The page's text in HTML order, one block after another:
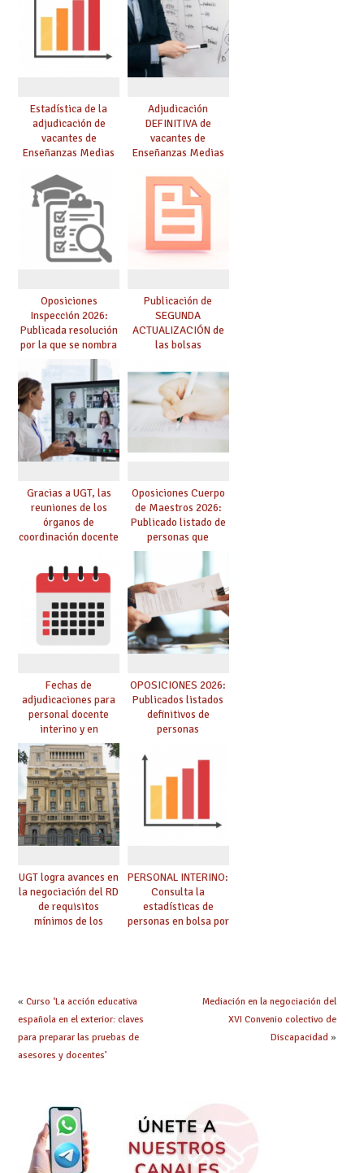
Estadística de la
adjudicación de
vacantes de
Enseñanzas Medias
Adjudicación
DEFINITIVA de
vacantes de
Enseñanzas Medias
Oposiciones
Inspección 2026:
Publicada resolución
por la que se nombra
funcionarios/as en
prácticas, se regulan
dichas prácticas y se
convoca acto público
de adjudicación
Publicación de
SEGUNDA
ACTUALIZACIÓN de
las bolsas
Cuerpo de Maestros
de especialidades
convocadas a
oposición
Gracias a UGT, las
reuniones de los
órganos de
coordinación docente
de manera
telemática, sin exigir
presencialidad en el
centro
Oposiciones Cuerpo
de Maestros 2026:
Publicado listado de
personas que
adquieren nueva
especialidad
Fechas de
adjudicaciones para
personal docente
interino y en
prácticas: todo lo que
debes saber
OPOSICIONES 2026:
Publicados listados
definitivos de
personas
hacer ahora si he
obtenido plaza?
UGT logra avances en
la negociación del RD
de requisitos
mínimos de los
la mayor agilidad
posible
PERSONAL INTERINO:
Consulta la
estadísticas de
personas en bolsa por
« Curso ‘La acción educativa
española en el exterior: claves
para preparar las pruebas de
asesores y docentes’
Mediación en la negociación del
XVI Convenio colectivo de
Discapacidad»